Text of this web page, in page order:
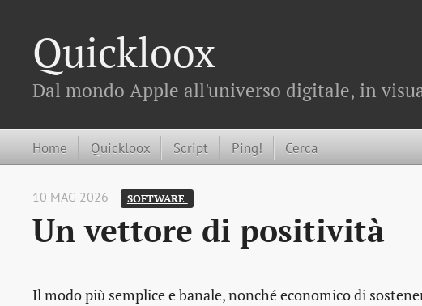
Quickloox
Dal mondo Apple all'universo digitale, in
Home Quickloox Script Ping! Cerca
10 MAG 2026 - SOFTWARE
Un vettore di positività
Il modo più semplice e banale, nonché economico di